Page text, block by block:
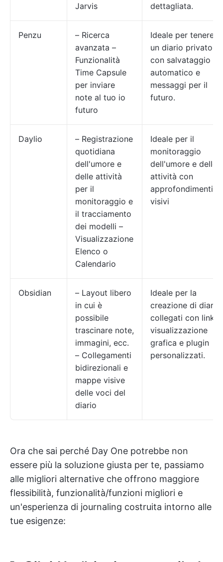
Jarvis
dettagliata.
Penzu
– Ricerca
avanzata –
Funzionalità
Time Capsule
per inviare
note al tuo io
futuro
Ideale per tenere
un diario privato
con salvataggio
automatico e
messaggi per il
futuro.
Daylio
– Registrazione
quotidiana
dell'umore e
delle attività
per il
monitoraggio e
il tracciamento
dei modelli –
Visualizzazione
Elenco o
Calendario
Ideale per il
monitoraggio
dell'umore e delle
attività con
approfondimenti
visivi
Obsidian
– Layout libero
in cui è
possibile
trascinare note,
immagini, ecc.
– Collegamenti
bidirezionali e
mappe visive
delle voci del
diario
Ideale per la
creazione di diari
collegati con link,
visualizzazione
grafica e plugin
personalizzati.
Ora che sai perché Day One potrebbe non
essere più la soluzione giusta per te, passiamo
alle migliori alternative che offrono maggiore
flessibilità, funzionalità/funzioni migliori e
un'esperienza di journaling costruita intorno alle
tue esigenze: